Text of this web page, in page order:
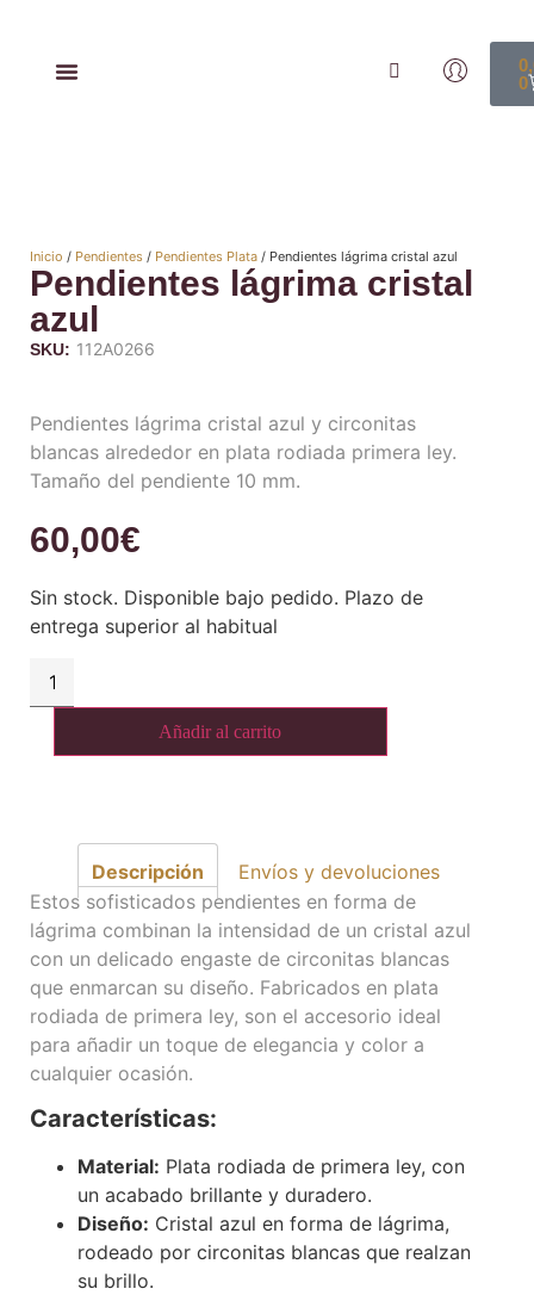
0
Inicio / Pendientes / Pendientes Plata / Pendientes lágrima cristal azul
Pendientes lágrima cristal
azul
SKU: 112A0266
Pendientes lágrima cristal azul y circonitas
blancas alrededor en plata rodiada primera ley.
Tamaño del pendiente 10 mm.
60,00€
Sin stock. Disponible bajo pedido. Plazo de
entrega superior al habitual
Añadir al carrito
Descripción
Envíos y devoluciones
Estos sofisticados pendientes en forma de
lágrima combinan la intensidad de un cristal azul
con un delicado engaste de circonitas blancas
que enmarcan su diseño. Fabricados en plata
rodiada de primera ley, son el accesorio ideal
para añadir un toque de elegancia y color a
cualquier ocasión.
Características:
Material: Plata rodiada de primera ley, con
un acabado brillante y duradero.
Diseño: Cristal azul en forma de lágrima,
rodeado por circonitas blancas que realzan
su brillo.